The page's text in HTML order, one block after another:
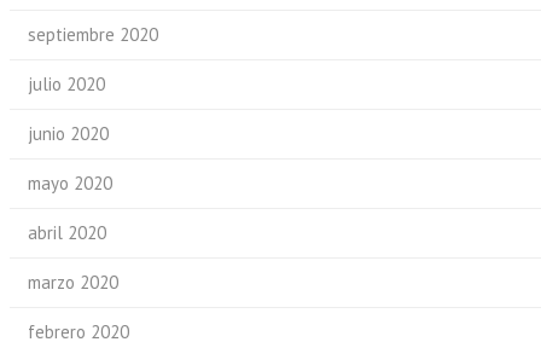
septiembre 2020
julio 2020
junio 2020
mayo 2020
abril 2020
marzo 2020
febrero 2020